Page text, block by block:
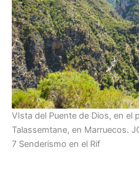
VIsta del Puente de Dios, en el
Talassemtane, en Marruecos.
7 Senderismo en el Rif